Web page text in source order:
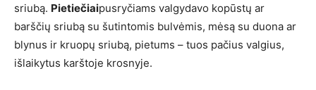
sriubą. Pietiečiaipusryčiams valgydavo kopūstų ar
barščių sriubą su šutintomis bulvėmis, mėsą su duona ar
blynus ir kruopų sriubą, pietums – tuos pačius valgius,
išlaikytus karštoje krosnyje.